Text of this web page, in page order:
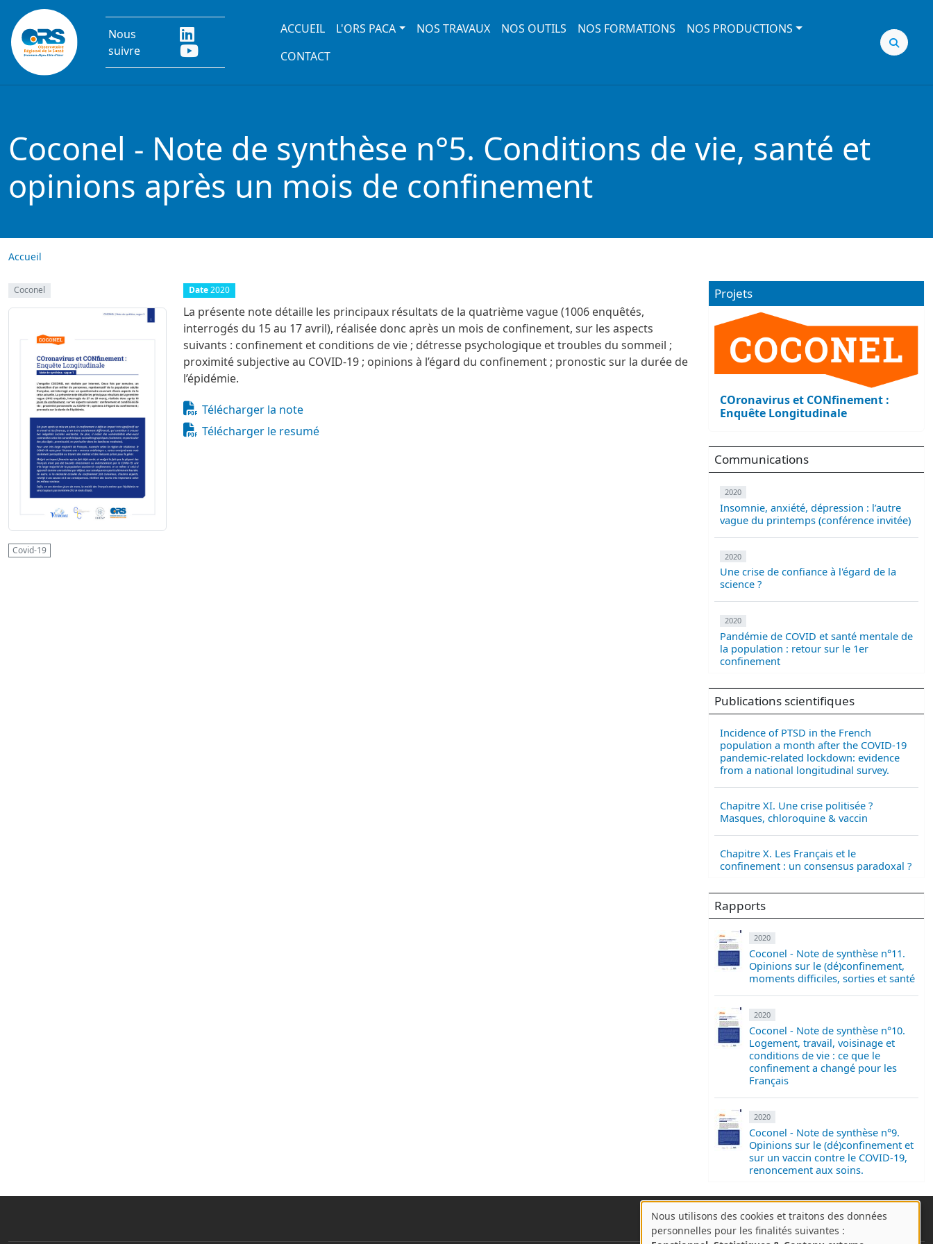
Aller au contenu principal
Nous
suivre
Main navigation
ACCUEIL L'ORS PACA NOS TRAVAUX NOS OUTILS NOS FORMATIONS
NOS PRODUCTIONS
CONTACT
Coconel - Note de synthèse n°5. Conditions de vie, santé et
opinions après un mois de confinement
Accueil
Coconel
Covid-19
Date2020
La présente note détaille les principaux résultats de la quatrième vague (1006 enquêtés,
interrogés du 15 au 17 avril), réalisée donc après un mois de confinement, sur les aspects
suivants : confinement et conditions de vie ; détresse psychologique et troubles du sommeil ;
proximité subjective au COVID-19 ; opinions à l’égard du confinement ; pronostic sur la durée de
l’épidémie.
Document
Télécharger la note
Document
Télécharger le resumé
Projets
COronavirus et CONfinement :
Enquête Longitudinale
Communications
2020
Insomnie, anxiété, dépression : l’autre
vague du printemps (conférence invitée)
2020
Une crise de confiance à l'égard de la
science ?
2020
Pandémie de COVID et santé mentale de
la population : retour sur le 1er
confinement
Publications scientifiques
Incidence of PTSD in the French
population a month after the COVID-19
pandemic-related lockdown: evidence
from a national longitudinal survey.
Chapitre XI. Une crise politisée ?
Masques, chloroquine & vaccin
Chapitre X. Les Français et le
confinement : un consensus paradoxal ?
Rapports
2020
Coconel - Note de synthèse n°11.
Opinions sur le (dé)confinement,
moments difficiles, sorties et santé
2020
Coconel - Note de synthèse n°10.
Logement, travail, voisinage et
conditions de vie : ce que le
confinement a changé pour les
Français
2020
Coconel - Note de synthèse n°9.
Opinions sur le (dé)confinement et
sur un vaccin contre le COVID-19,
renoncement aux soins.
A
Nous utilisons des cookies et traitons des données
personnelles pour les finalités suivantes :